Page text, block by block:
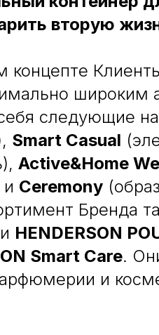
вторую
концепте
широким
следующие
Smart Casual
Active&Home
Ceremony
Бренда
HENDERSON
Smart Care.
и